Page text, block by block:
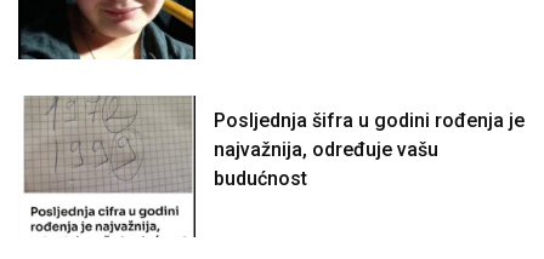
Posljednja šifra u godini rođenja je
najvažnija, određuje vašu
budućnost